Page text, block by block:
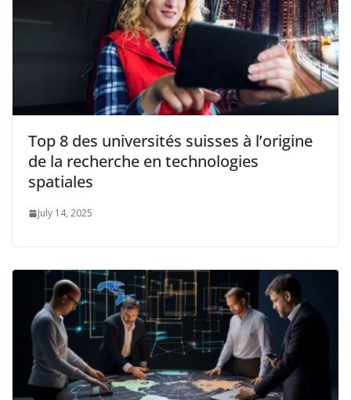
Top 8 des universités suisses à l’origine
de la recherche en technologies
spatiales
July 14, 2025